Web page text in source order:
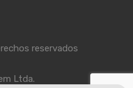
reservados
Ltda.